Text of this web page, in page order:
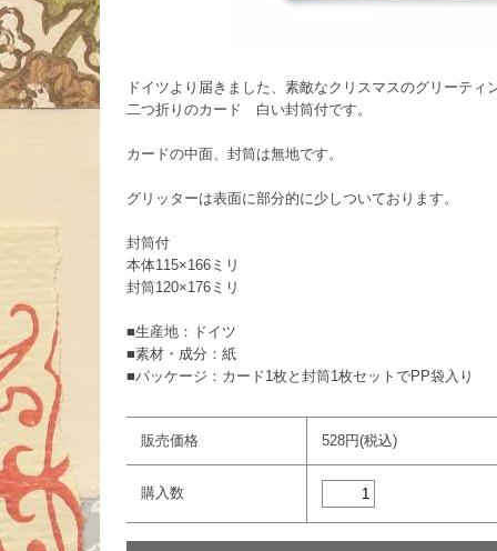
ドイツより届きました、素敵なクリスマスのグリーティ
二つ折りのカード 白い封筒付です。
カードの中面、封筒は無地です。
グリッターは表面に部分的に少しついております。
封筒付
本体115×166ミリ
封筒120×176ミリ
■生産地：ドイツ
■素材・成分：紙
■パッケージ：カード1枚と封筒1枚セットでPP袋入り
販売価格 528円(税込)
購入数